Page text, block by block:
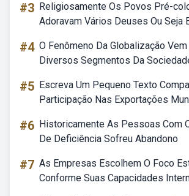
#3 Religiosamente Os Povos Pré-
Adoravam Vários Deuses Ou Seja
#4 O Fenômeno Da Globalização
Diversos Segmentos Da
#5 Escreva Um Pequeno Texto
Participação Nas Exportações
#6 Historicamente As Pessoas Com
De Deficiência Sofreu Abandono
#7 As Empresas Escolhem O Foco
Conforme Suas Capacidades